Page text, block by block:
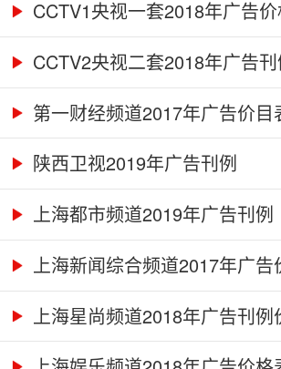
CCTV1央视一套2018年广告
CCTV2央视二套2018年广告
第一财经频道2017年广告价目
陕西卫视2019年广告刊例
上海都市频道2019年广告刊例
上海新闻综合频道2017年广告
上海星尚频道2018年广告刊例